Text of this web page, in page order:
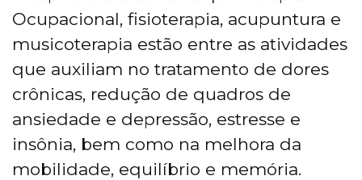
Ocupacional, fisioterapia, acupuntura e
musicoterapia estão entre as atividades
que auxiliam no tratamento de dores
crônicas, redução de quadros de
ansiedade e depressão, estresse e
insônia, bem como na melhora da
mobilidade, equilíbrio e memória.